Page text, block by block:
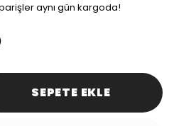
aynı gün kargoda!
SEPETE EKLE